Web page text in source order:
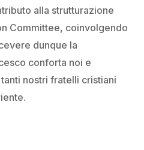
alla strutturazione
Committee, coinvolgendo
dunque la
conforta noi e
nostri fratelli cristiani